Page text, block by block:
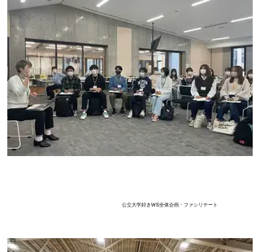
山口県立大学で行われている”や
まぐち未来デザインプロジェク
ト”の授業に参加。５学科横断
で、多様な先生が関わっている
からこそ生み出されるユニーク
な空間で刺激を生み出す。
公立大学好きWS全体企画・ファシリテート